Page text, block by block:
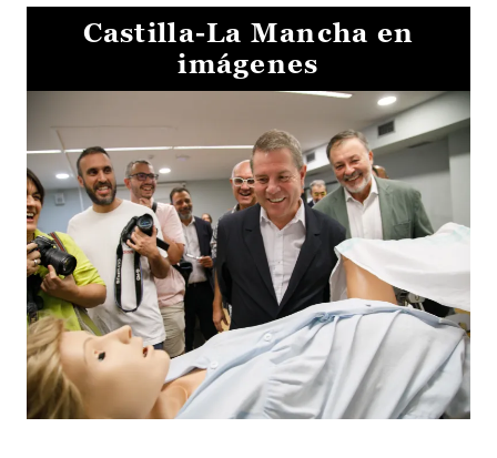
Castilla-La Mancha en
imágenes